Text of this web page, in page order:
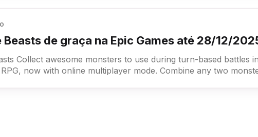
Beasts de graça na Epic Games até 28/12/
battles in this
now with online multiplayer mode. Combine any two